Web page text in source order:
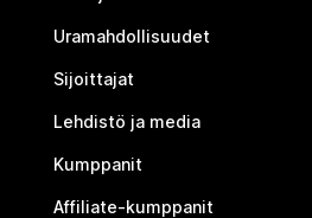
Uramahdollisuudet
Sijoittajat
Lehdistö ja media
Kumppanit
Affiliate-kumppanit